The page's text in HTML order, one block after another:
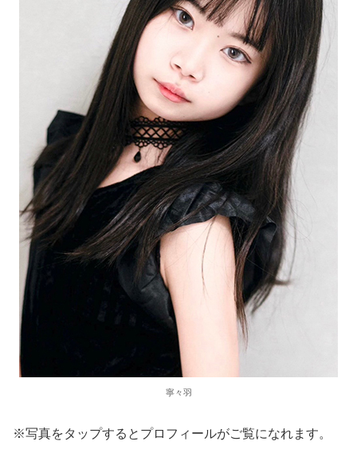
寧々羽
※写真をタップするとプロフィールがご覧になれます。